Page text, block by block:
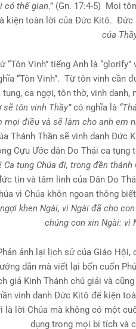
có thế gian.” (Gn. 17:4-5) Mọi
kiện toàn lời của Đức Kitô. Đức
của
“Tôn Vinh” tiếng Anh là
“Tôn Vinh”. Từ tôn vinh cần
tụng, ca ngợi, tôn thờ, vinh
sẽ tôn vinh Thầy”có nghĩa là
mọi điều và sẽ làm cho anh em
Thánh Thần sẽ vinh danh
Cựu Ước dân Do Thái ca tụng
Ca tụng Chúa đi, trong đền
tin và tâm linh của Dân Do
vì Chúa khôn ngoan thông
khen Ngài, vì Ngài đã cho
chúng con xin Ngài: vì
ảnh lại lịch sử của Giáo Hội,
dẫn mà viết lại bốn cuốn
giả Kinh Thánh chú giải và
vinh danh Đức Kitô để kiện
là lời Chúa mà không có một
dụng trong mọi bí tích và